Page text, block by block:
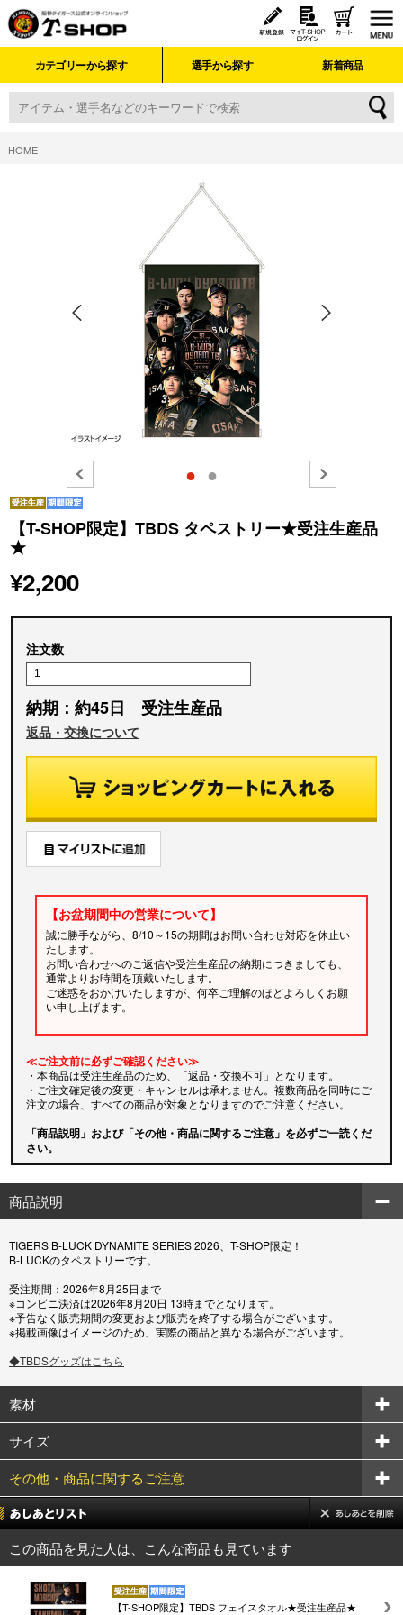
カテゴリーから探す 選手から探す 新着商品
HOME
● ●
【T-SHOP限定】TBDS タペストリー★受注生産品
★
¥2,200
注文数
納期：約45日 受注生産品
返品・交換について
【お盆期間中の営業について】
誠に勝手ながら、8/10～15の期間はお問い合わせ対応を休止い
たします。
お問い合わせへのご返信や受注生産品の納期につきましても、
通常よりお時間を頂戴いたします。
ご迷惑をおかけいたしますが、何卒ご理解のほどよろしくお願
い申し上げます。
≪ご注文前に必ずご確認ください≫
・本商品は受注生産品のため、「返品・交換不可」となります。
・ご注文確定後の変更・キャンセルは承れません。複数商品を同時にご
注文の場合、すべての商品が対象となりますのでご注意ください。
「商品説明」および「その他・商品に関するご注意」を必ずご一読くだ
さい。
商品説明
TIGERS B-LUCK DYNAMITE SERIES 2026、T-SHOP限定！
B-LUCKのタペストリーです。
受注期間：2026年8月25日まで
※コンビニ決済は2026年8月20日 13時までとなります。
※予告なく販売期間の変更および販売を終了する場合がございます。
※掲載画像はイメージのため、実際の商品と異なる場合がございます。
◆TBDSグッズはこちら
素材
サイズ
その他・商品に関するご注意
この商品を見た人は、こんな商品も見ています
【T-SHOP限定】TBDS フェイスタオル★受注生産品★